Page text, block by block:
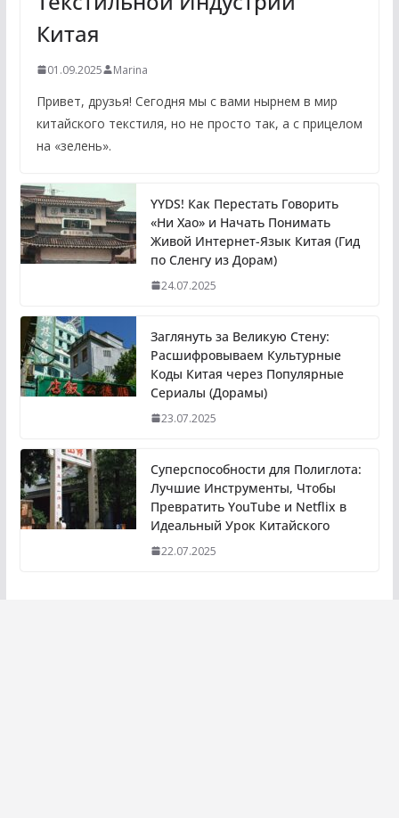
Китая
01.09.2025 Marina
Привет, друзья! Сегодня мы с вами нырнем в мир
китайского текстиля, но не просто так, а с прицелом
на «зелень».
YYDS! Как Перестать Говорить
«Ни Хао» и Начать Понимать
Живой Интернет-Язык Китая (Гид
по Сленгу из Дорам)
24.07.2025
Заглянуть за Великую Стену:
Расшифровываем Культурные
Коды Китая через Популярные
Сериалы (Дорамы)
23.07.2025
Суперспособности для Полиглота:
Лучшие Инструменты, Чтобы
Превратить YouTube и Netflix в
Идеальный Урок Китайского
22.07.2025